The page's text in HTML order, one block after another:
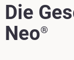
Die
Neo®